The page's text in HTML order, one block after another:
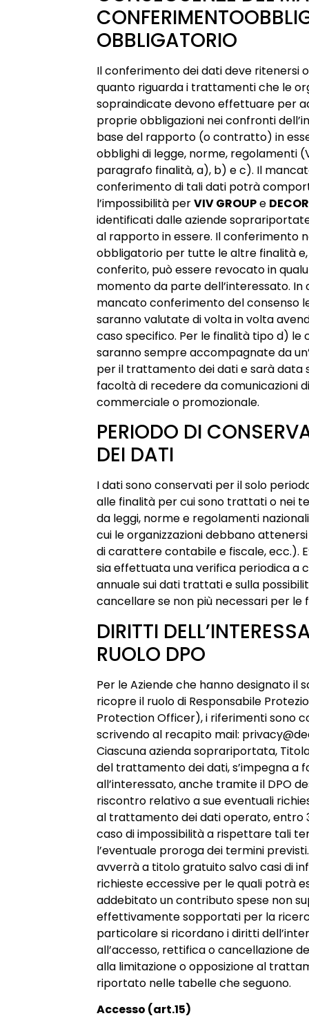
OBBLIGATORIO
Il conferimento dei dati deve ritenersi
quanto riguarda i trattamenti che le
sopraindicate devono effettuare per
proprie obbligazioni nei confronti
base del rapporto (o contratto) in
obblighi di legge, norme, regolamenti
paragrafo finalità, a), b) e c). Il
conferimento di tali dati potrà
l’impossibilità perVIV GROUPe
identificati dalle aziende
al rapporto in essere. Il conferimento
obbligatorio per tutte le altre finalità
conferito, può essere revocato in
momento da parte dell’interessato. In
mancato conferimento del consenso
saranno valutate di volta in volta
caso specifico. Per le finalità tipo d) le
saranno sempre accompagnate da
per il trattamento dei dati e sarà data
facoltà di recedere da comunicazioni
commerciale o promozionale.
PERIODO DI
DEI DATI
I dati sono conservati per il solo
alle finalità per cui sono trattati o nei
da leggi, norme e regolamenti
cui le organizzazioni debbano
di carattere contabile e fiscale, ecc.).
sia effettuata una verifica periodica a
annuale sui dati trattati e sulla
cancellare se non più necessari per le
DIRITTI
RUOLO DPO
Per le Aziende che hanno designato il
ricopre il ruolo di Responsabile
Protection Officer), i riferimenti sono
scrivendo al recapito mail:
Ciascuna azienda soprariportata,
del trattamento dei dati, s’impegna a
all’interessato, anche tramite il DPO
riscontro relativo a sue eventuali
al trattamento dei dati operato, entro
caso di impossibilità a rispettare tali
l’eventuale proroga dei termini
avverrà a titolo gratuito salvo casi di
richieste eccessive per le quali potrà
addebitato un contributo spese non
effettivamente sopportati per la
particolare si ricordano i diritti
all’accesso, rettifica o cancellazione
alla limitazione o opposizione al
riportato nelle tabelle che seguono.
Accesso (art.15)